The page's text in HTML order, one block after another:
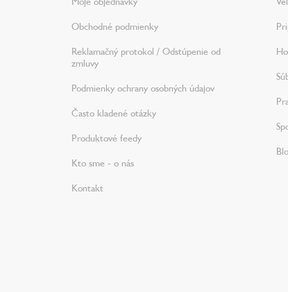
Obchodné podmienky
Reklamačný protokol / Odstúpenie od
zmluvy
Podmienky ochrany osobných údajov
Často kladené otázky
Produktové feedy
Kto sme - o nás
Kontakt